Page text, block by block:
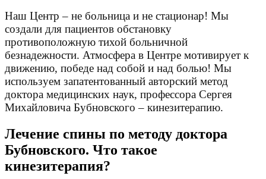
Наш Центр – не больница и не стационар! Мы
создали для пациентов обстановку
противоположную тихой больничной
безнадежности. Атмосфера в Центре мотивирует к
движению, победе над собой и над болью! Мы
используем запатентованный авторский метод
доктора медицинских наук, профессора Сергея
Михайловича Бубновского – кинезитерапию.
Лечение спины по методу доктора
Бубновского. Что такое
кинезитерапия?